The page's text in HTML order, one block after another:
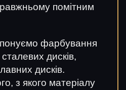
помітним
фарбування
дисків,
дисків.
з якого матеріалу